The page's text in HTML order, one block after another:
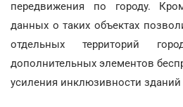
передвижения по городу.
данных о таких объектах
отдельных территорий
дополнительных элементов
усиления инклюзивности